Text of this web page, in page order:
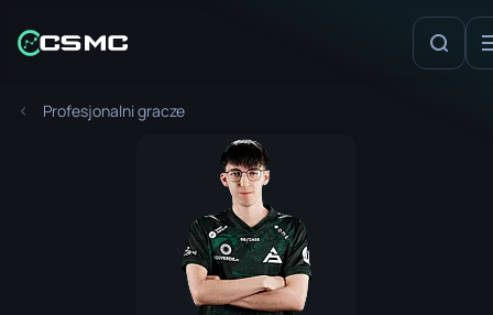
Profesjonalni gracze